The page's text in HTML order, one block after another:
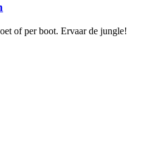
of per boot. Ervaar de jungle!